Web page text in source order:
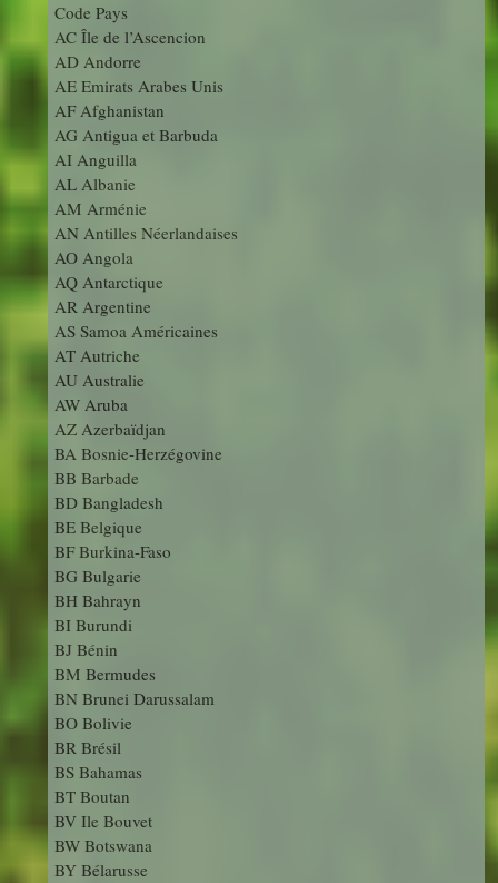
Code Pays
AC Île de l’Ascencion
AD Andorre
AE Emirats Arabes Unis
AF Afghanistan
AG Antigua et Barbuda
AI Anguilla
AL Albanie
AM Arménie
AN Antilles Néerlandaises
AO Angola
AQ Antarctique
AR Argentine
AS Samoa Américaines
AT Autriche
AU Australie
AW Aruba
AZ Azerbaïdjan
BA Bosnie-Herzégovine
BB Barbade
BD Bangladesh
BE Belgique
BF Burkina-Faso
BG Bulgarie
BH Bahrayn
BI Burundi
BJ Bénin
BM Bermudes
BN Brunei Darussalam
BO Bolivie
BR Brésil
BS Bahamas
BT Boutan
BV Ile Bouvet
BW Botswana
BY Bélarusse